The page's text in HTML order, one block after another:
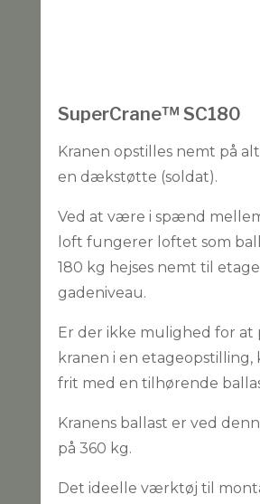
SuperCrane™ SC180
Kranen opstilles nemt på
en dækstøtte (soldat).
Ved at være i spænd
loft fungerer loftet som
180 kg hejses nemt til
gadeniveau.
Er der ikke mulighed for at
kranen i en etageopstilling,
frit med en tilhørende
Kranens ballast er ved
på 360 kg.
Det ideelle værktøj til